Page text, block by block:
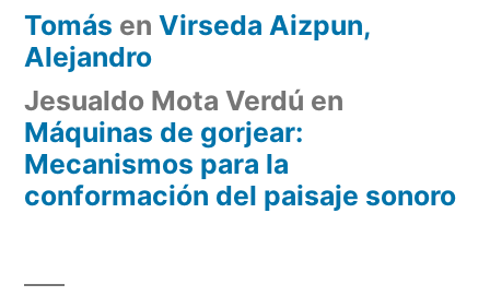
Tomás en Virseda Aizpun,
Alejandro
Jesualdo Mota Verdú en
Máquinas de gorjear:
Mecanismos para la
conformación del paisaje sonoro